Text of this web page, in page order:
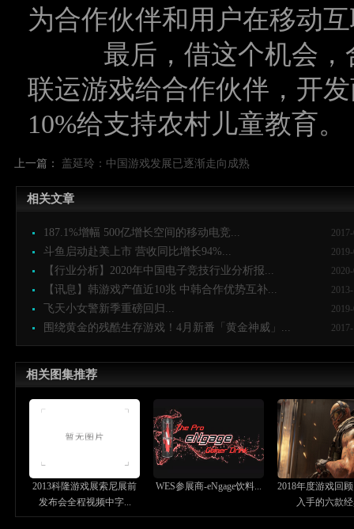
为合作伙伴和用户在移动
最后，借这个机会，
联运游戏给合作伙伴，开
10%给支持农村儿童教育。
上一篇： 盖延玲：中国游戏发展已逐渐走向成熟
相关文章
187.1%增幅 500亿增长空间的移动电竞...
斗鱼启动赴美上市 营收同比增长94%...
【行业分析】2020年中国电子竞技行业分析报...
【讯息】韩游戏产值近10兆 中韩合作优势互补...
飞天小女警新季重磅回归...
围绕黄金的残酷生存游戏！4月新番「黄金神威」...
相关图集推荐
2013科隆游戏展索尼展前
发布会全程视频中字...
WES参展商-eNgage饮料...
2018年度游戏回
入手的六款